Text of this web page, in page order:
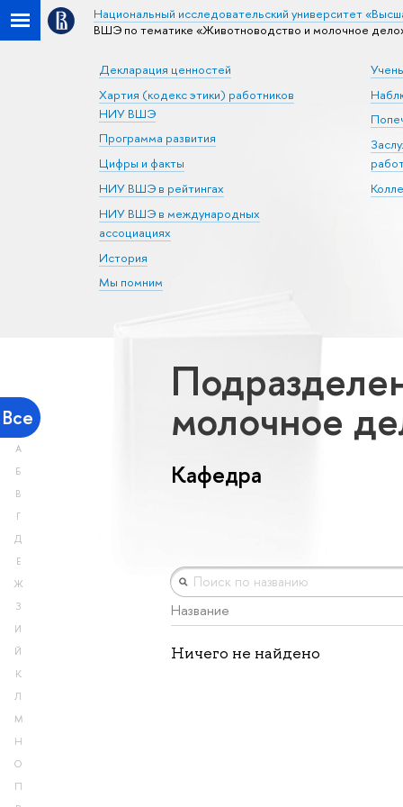
Национальный исследовательский университет
ВШЭ по тематике «Животноводство и молочное
Декларация ценностей
Хартия (кодекс этики) работников
НИУ ВШЭ
Программа развития
Цифры и факты
НИУ ВШЭ в рейтингах
НИУ ВШЭ в международных
ассоциациях
История
Мы помним
Все
А
Б
В
Г
Д
Е
Ж
З
И
Й
К
Л
М
Н
О
П
молочное
Кафедра
Название
Ничего не найдено